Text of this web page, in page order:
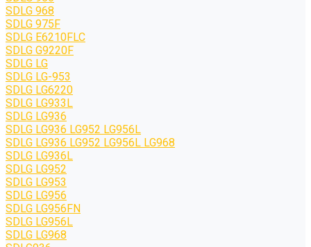
SDLG 968
SDLG 975F
SDLG E6210FLC
SDLG G9220F
SDLG LG
SDLG LG-953
SDLG LG6220
SDLG LG933L
SDLG LG936
SDLG LG936 LG952 LG956L
SDLG LG936 LG952 LG956L LG968
SDLG LG936L
SDLG LG952
SDLG LG953
SDLG LG956
SDLG LG956FN
SDLG LG956L
SDLG LG968